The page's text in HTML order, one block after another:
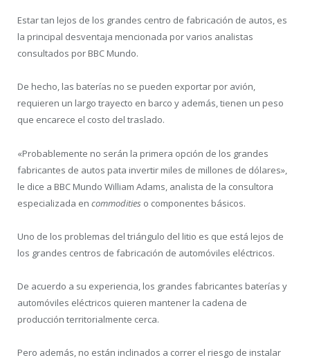
Estar tan lejos de los grandes centro de fabricación de autos, es
la principal desventaja mencionada por varios analistas
consultados por BBC Mundo.
De hecho, las baterías no se pueden exportar por avión,
requieren un largo trayecto en barco y además, tienen un peso
que encarece el costo del traslado.
«Probablemente no serán la primera opción de los grandes
fabricantes de autos pata invertir miles de millones de dólares»,
le dice a BBC Mundo William Adams, analista de la consultora
especializada en commodities o componentes básicos.
Uno de los problemas del triángulo del litio es que está lejos de
los grandes centros de fabricación de automóviles eléctricos.
De acuerdo a su experiencia, los grandes fabricantes baterías y
automóviles eléctricos quieren mantener la cadena de
producción territorialmente cerca.
Pero además, no están inclinados a correr el riesgo de instalar